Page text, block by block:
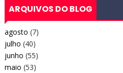
ARQUIVOS DO BLOG
agosto (7)
julho (40)
junho (55)
maio (53)